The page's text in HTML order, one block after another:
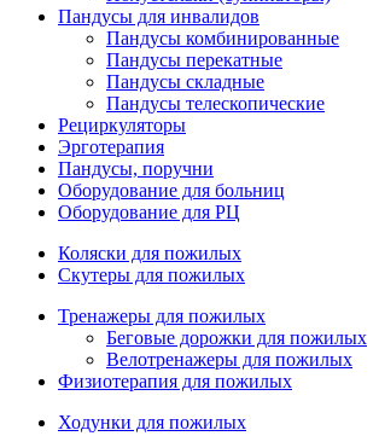
Пандусы для инвалидов
Пандусы комбинированные
Пандусы перекатные
Пандусы складные
Пандусы телескопические
Рециркуляторы
Эрготерапия
Пандусы, поручни
Оборудование для больниц
Оборудование для РЦ
Коляски для пожилых
Скутеры для пожилых
Тренажеры для пожилых
Беговые дорожки для пожилых
Велотренажеры для пожилых
Физиотерапия для пожилых
Ходунки для пожилых